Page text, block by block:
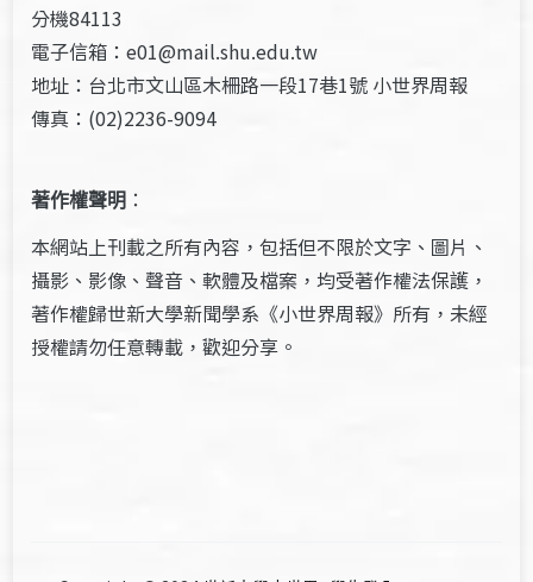
分機84113
電子信箱：e01@mail.shu.edu.tw
地址：台北市文山區木柵路一段17巷1號 小世界周報
傳真：(02)2236-9094
著作權聲明 ：
本網站上刊載之所有內容，包括但不限於文字、圖片、
攝影、影像、聲音、軟體及檔案，均受著作權法保護，
著作權歸世新大學新聞學系《小世界周報》所有，未經
授權請勿任意轉載，歡迎分享。